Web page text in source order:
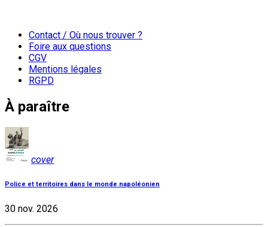
Contact / Où nous trouver ?
Foire aux questions
CGV
Mentions légales
RGPD
À paraître
cover
Police et territoires dans le monde napoléonien
30 nov. 2026